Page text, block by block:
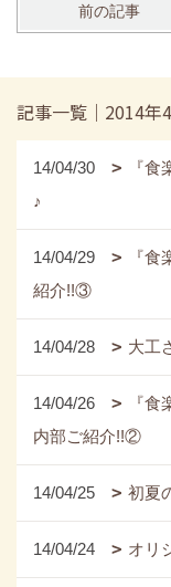
前の記事
記事一覧｜2014年
14/04/30
『
♪
14/04/29
『
紹介!!③
14/04/28 大工
14/04/26
『
内部ご紹介!!②
14/04/25 初夏
14/04/24 オリ